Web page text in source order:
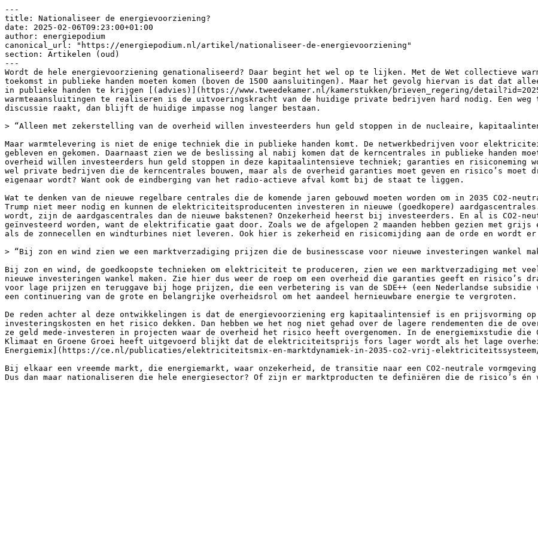
---
title: Nationaliseer de energievoorziening?
date: 2025-02-06T09:23:00+01:00
author: energiepodium
canonical_url: "https://energiepodium.nl/artikel/nationaliseer-de-energievoorziening"
section: Artikelen (oud)
---
Wordt de hele energievoorziening genationaliseerd? Daar begint het wel op te lijken. Met de Wet collectieve
toekomst in publieke handen moeten komen (boven de 1500 aansluitingen). Maar het gevolg hiervan is dat dat
in publieke handen te krijgen [(advies)](https://www.tweedekamer.nl/kamerstukken/brieven_regering/
warmteaansluitingen te realiseren is de uitvoeringskracht van de huidige private bedrijven hard nodig. Een
discussie raakt, dan blijft de huidige impasse nog langer bestaan.
> “Alleen met zekerstelling van de overheid willen investeerders hun geld stoppen in de nucleaire,
Maar warmtelevering is niet de enige techniek die in publieke handen komt. De netwerkbedrijven voor
gebleven en gekomen. Daarnaast zien we de beslissing al nabij komen dat de kerncentrales in publieke handen
overheid willen investeerders hun geld stoppen in deze kapitaalintensieve techniek; garanties en risiconeming
wel private bedrijven die de kerncentrales bouwen, maar als de overheid garanties moet geven en risico’s
eigenaar wordt? Want ook de eindberging van het radio-actieve afval komt bij de staat te liggen.
Wat te denken van de nieuwe regelbare centrales die de komende jaren gebouwd moeten worden om in 2035 CO2-
Trump niet meer nodig en kunnen de elektriciteitsproducenten investeren in nieuwe (goedkopere)
wordt, zijn de aardgascentrales dan de nieuwe bakstenen? Onzekerheid heerst bij investeerders. En al is
geïnvesteerd worden, want de elektrificatie gaat door. Zoals we de afgelopen 2 maanden hebben gezien met
als de zonnecellen en windturbines niet leveren. Ook hier is zekerheid en risicomijding aan de orde en wordt
> “Bij zon en wind zien we een marktverzadiging prijzen die de businesscase voor nieuwe investeringen wankel
Bij zon en wind, de goedkoopste technieken om elektriciteit te produceren, zien we een marktverzadiging met
nieuwe investeringen wankel maken. Zie hier dus weer de roep om een overheid die garanties geeft en
voor lage prijzen en teruggave bij hoge prijzen, die een verbetering is van de SDE++ (een Nederlandse
een continuering van de grote en belangrijke overheidsrol om het aandeel hernieuwbare energie te vergroten.
De reden achter al deze ontwikkelingen is dat de energievoorziening erg kapitaalintensief is en prijsvorming
investeringskosten en het risico dekken. Dan hebben we het nog niet gehad over de lagere rendementen die de
ze geld mede-investeren in projecten waar de overheid het risico heeft overgenomen. In de energiemixstudie
Klimaat en Groene Groei heeft uitgevoerd blijkt dat de elektriciteitsprijs fors lager wordt als het lage
Energiemix](https://ce.nl/publicaties/elektriciteitsmix-en-marktdynamiek-in-2035-co2-vrij-
Bij elkaar een vreemde markt, die energiemarkt, waar onzekerheid, de transitie naar een CO2-neutrale